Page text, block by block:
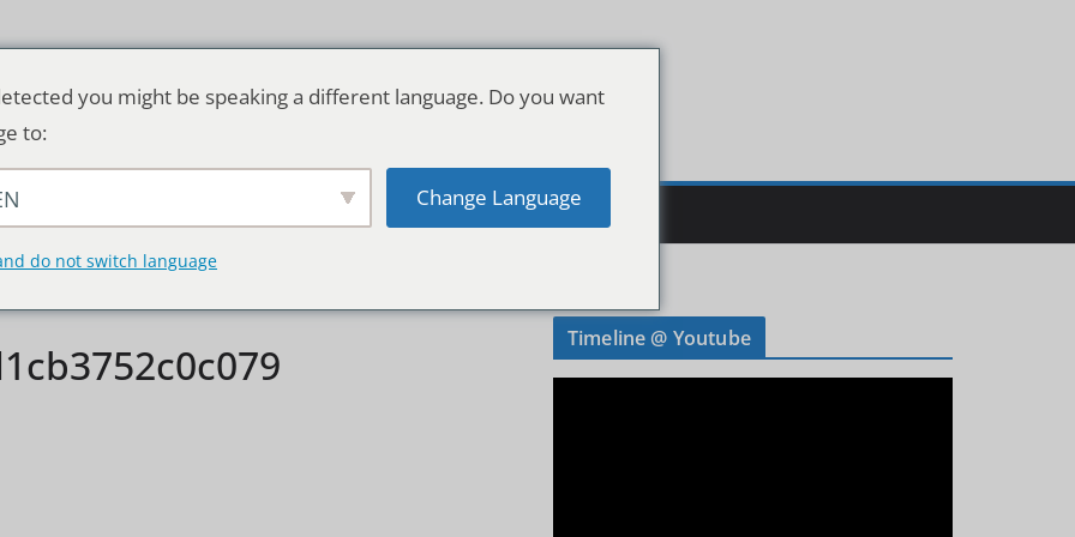
& WELT
Timeline @ Youtube
you might be speaking a different language. Do you want
to:
Change Language
do not switch language